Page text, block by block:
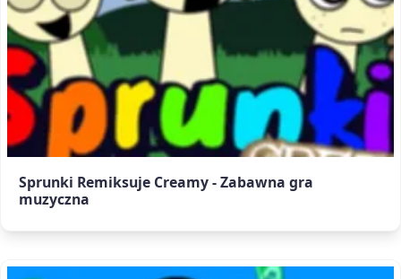
Sprunki Remiksuje Creamy - Zabawna gra
muzyczna